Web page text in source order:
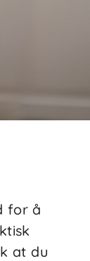
for å
at du